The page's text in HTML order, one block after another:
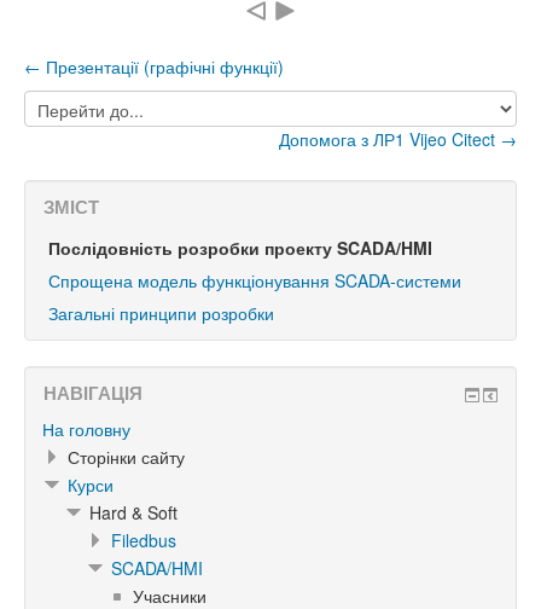
← Презентації (графічні функції)
Перейти
до...
Допомога з ЛР1 Vijeo Citect →
ЗМІСТ
Послідовність розробки проекту SCADA/HMI
Спрощена модель функціонування SCADA-системи
Загальні принципи розробки
НАВІГАЦІЯ
На головну
Сторінки сайту
Курси
Hard & Soft
Filedbus
SCADA/HMI
Учасники